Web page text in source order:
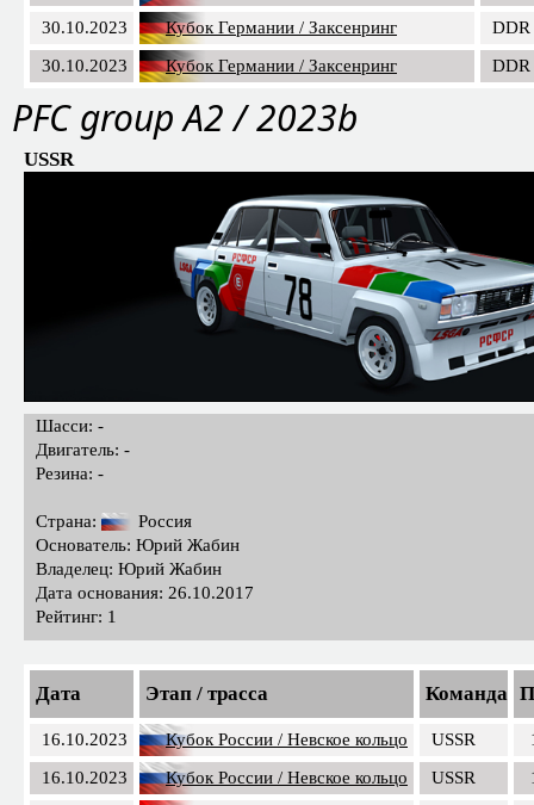
30.10.2023
Кубок Германии / Заксенринг
DDR
30.10.2023
Кубок Германии / Заксенринг DDR
PFС group A2 / 2023b
USSR
Шасси: -
Двигатель: -
Резина: -
Страна:
Россия
Основатель: Юрий Жабин
Владелец: Юрий Жабин
Дата основания: 26.10.2017
Рейтинг: 1
Дата Этап / трасса Команда
16.10.2023 Кубок России / Невское кольцо USSR
16.10.2023
Кубок России / Невское кольцо USSR